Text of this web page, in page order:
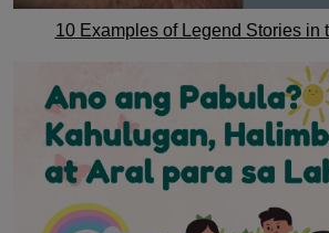
10 Examples of Legend Stories in